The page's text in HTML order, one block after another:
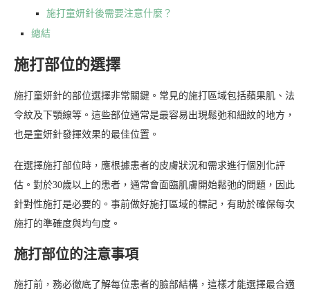
施打童妍針後需要注意什麼？
總結
施打部位的選擇
施打童妍針的部位選擇非常關鍵。常見的施打區域包括蘋果肌、法
令紋及下顎線等。這些部位通常是最容易出現鬆弛和細紋的地方，
也是童妍針發揮效果的最佳位置。
在選擇施打部位時，應根據患者的皮膚狀況和需求進行個別化評
估。對於30歲以上的患者，通常會面臨肌膚開始鬆弛的問題，因此
針對性施打是必要的。事前做好施打區域的標記，有助於確保每次
施打的準確度與均勻度。
施打部位的注意事項
施打前，務必徹底了解每位患者的臉部結構，這樣才能選擇最合適